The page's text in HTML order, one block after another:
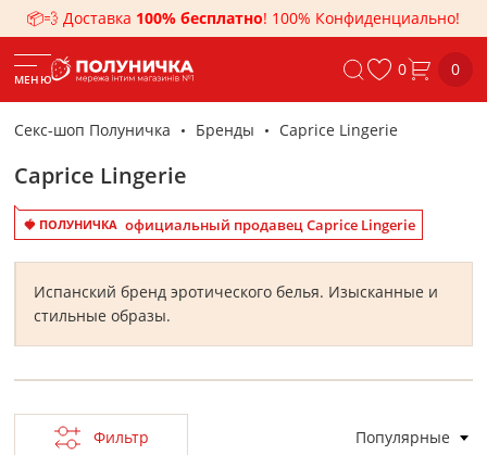
📦💨 Доставка 100% бесплатно! 100% Конфиденциально!
МЕНЮ 0 0
Секс-шоп Полуничка Бренды Caprice Lingerie
Caprice Lingerie
🍓 ПОЛУНИЧКА официальный продавец Caprice Lingerie
Испанский бренд эротического белья. Изысканные и
стильные образы.
Фильтр Популярные